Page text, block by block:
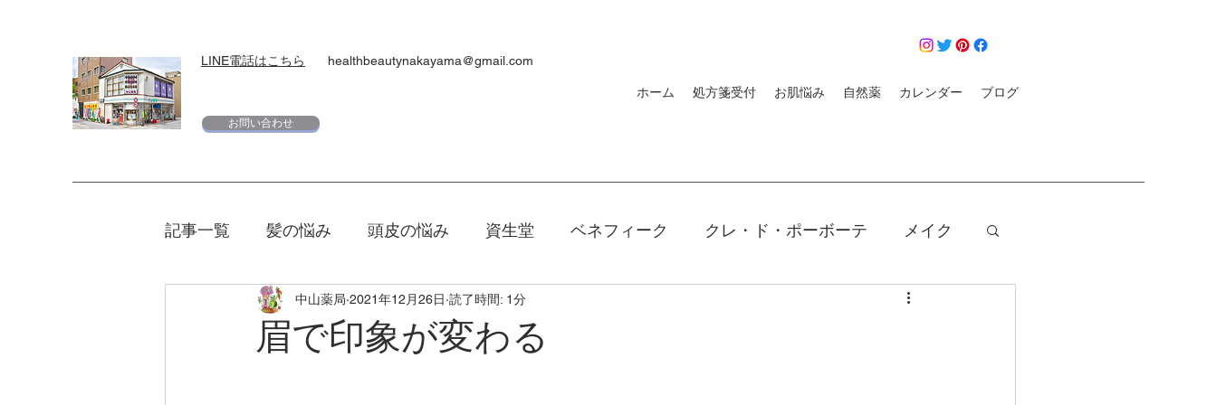
LINE電話はこちら healthbeautynakayama@gmail.com
お問い合わせ
ホーム 処方箋受付 お肌悩み 自然薬 カレンダー ブログ
記事一覧 髪の悩み 頭皮の悩み 資生堂 ベネフィーク クレ・ド・ポーボーテ メイク
スキンケア 下地 日焼け ｄプログラム クレンジング
眉で印象が変わる
中山薬局 2021年12月26日 読了時間: 1分